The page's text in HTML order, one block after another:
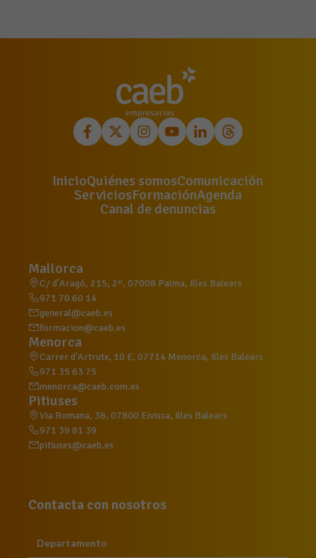
InicioQuiénes somosComunicación
ServiciosFormaciónAgenda
Canal de denuncias
Mallorca
C/ d'Aragó, 215, 2º, 07008 Palma, Illes Balears
971 70 60 14
general@caeb.es
formacion@caeb.es
Menorca
Carrer d'Artrutx, 10 E, 07714 Menorca, Illes Balears
971 35 63 75
menorca@caeb.com.es
Pitiuses
Via Romana, 38, 07800 Eivissa, Illes Balears
971 39 81 39
pitiuses@caeb.es
Contacta con nosotros